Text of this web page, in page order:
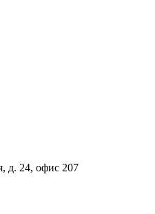
д. 24, офис 207